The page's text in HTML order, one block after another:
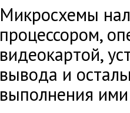
Микросхемы
процессором,
видеокартой,
вывода и
выполнения